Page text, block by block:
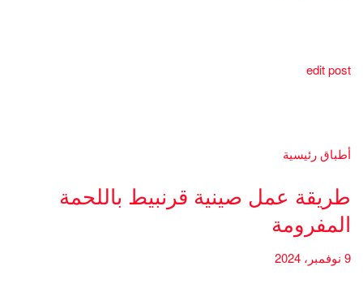
edit post
أطباق رئيسية
طريقة عمل صينية قرنبيط باللحمة
المفرومة
9 نوفمبر، 2024